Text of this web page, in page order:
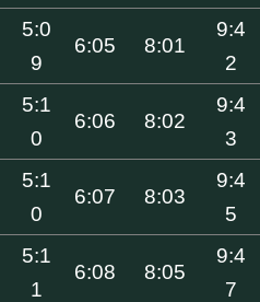
5:0
9
6:05 8:01
9:4
2
5:1
0
6:06 8:02
9:4
3
5:1
0
6:07 8:03
9:4
5
5:1
1
6:08 8:05
9:4
7